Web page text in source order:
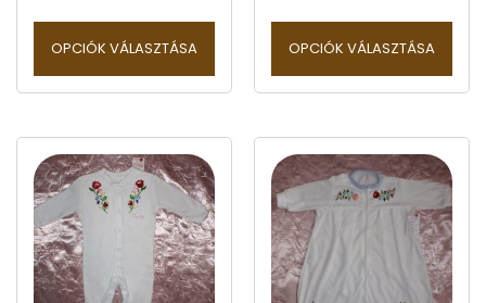
OPCIÓK VÁLASZTÁSA OPCIÓK VÁLASZTÁSA